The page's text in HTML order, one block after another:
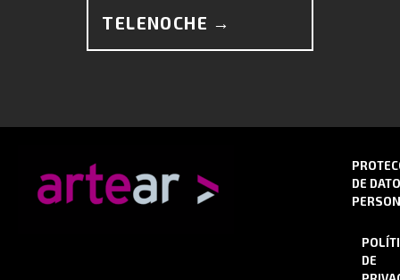
TELENOCHE →
DE
DE